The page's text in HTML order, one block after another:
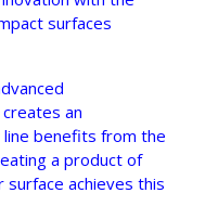
surfaces
an
line benefits from the
a product of
achieves this